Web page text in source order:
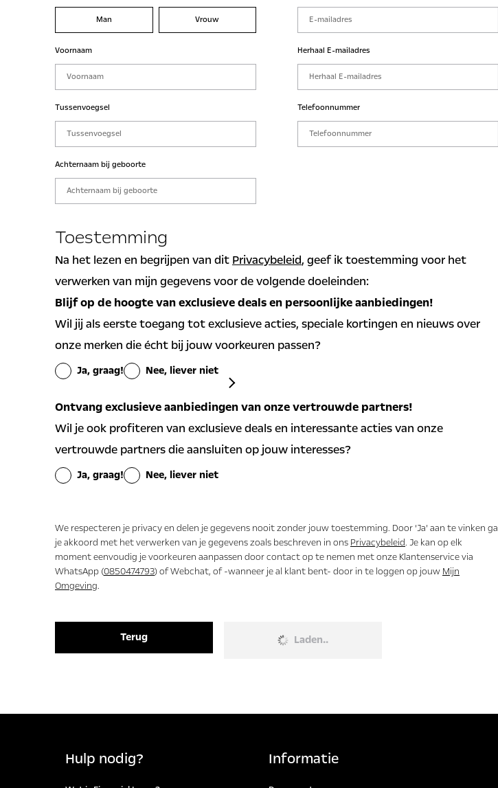
Man Vrouw
Voornaam
Tussenvoegsel
Achternaam bij geboorte
Herhaal E-mailadres
Telefoonnummer
Toestemming
Na het lezen en begrijpen van dit Privacybeleid, geef ik toestemming voor het
verwerken van mijn gegevens voor de volgende doeleinden:
Blijf op de hoogte van exclusieve deals en persoonlijke aanbiedingen!
Wil jij als eerste toegang tot exclusieve acties, speciale kortingen en nieuws over
onze merken die écht bij jouw voorkeuren passen?
Ja, graag! Nee, liever niet
Algemene aanbiedingen en nieuws ontvangen
Ja Nee
Persoonlijke aanbiedingen op basis van mijn
Ontvang exclusieve aanbiedingen van onze vertrouwde partners!
Wil je ook profiteren van exclusieve deals en interessante acties van onze
vertrouwde partners die aansluiten op jouw interesses?
Ja, graag! Nee, liever niet
We respecteren je privacy en delen je gegevens nooit zonder jouw toestemming. Door ‘Ja’ aan te vinken ga
je akkoord met het verwerken van je gegevens zoals beschreven in ons Privacybeleid. Je kan op elk
moment eenvoudig je voorkeuren aanpassen door contact op te nemen met onze Klantenservice via
WhatsApp (0850474793) of Webchat, of -wanneer je al klant bent- door in te loggen op jouw Mijn
Omgeving.
Terug Laden..
Hulp nodig? Informatie